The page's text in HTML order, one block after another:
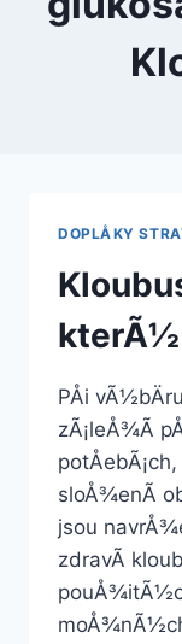
DOPLÅKY
kterÃ½
PÅi
zÃ¡leÅ¾Ã­
sloÅ¾enÃ­
jsou
zdravÃ­